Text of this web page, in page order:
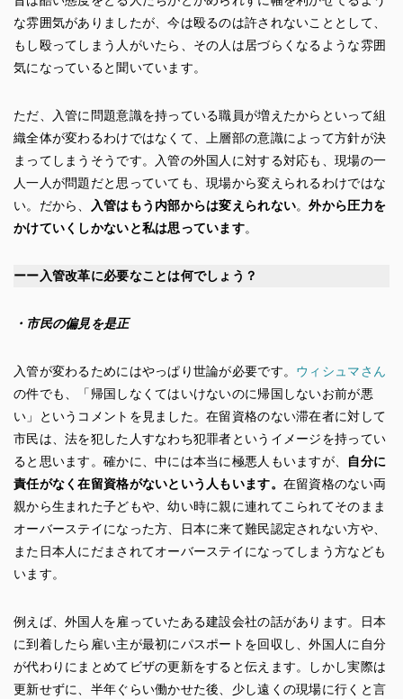
な雰囲気がありましたが、今は殴るのは許されないこととして、
もし殴ってしまう人がいたら、その人は居づらくなるような雰囲
気になっていると聞いています。
ただ、入管に問題意識を持っている職員が増えたからといって組
織全体が変わるわけではなくて、上層部の意識によって方針が決
まってしまうそうです。入管の外国人に対する対応も、現場の一
人一人が問題だと思っていても、現場から変えられるわけではな
い。だから、
入管はもう内部からは変えられない。外から圧力を
かけていくしかないと私は思っています。
ーー入管改革に必要なことは何でしょう？
・市民の偏見を是正
入管が変わるためにはやっぱり世論が必要です。 ウィシュマさん
の件でも、「帰国しなくてはいけないのに帰国しないお前が悪
い」というコメントを見ました。在留資格のない滞在者に対して
市民は、法を犯した人すなわち犯罪者というイメージを持ってい
ると思います。確かに、中には本当に極悪人もいますが、
自分に
責任がなく在留資格がないという人もいます。 在留資格のない両
親から生まれた子どもや、幼い時に親に連れてこられてそのまま
オーバーステイになった方、日本に来て難民認定されない方や、
また日本人にだまされてオーバーステイになってしまう方なども
います。
例えば、外国人を雇っていたある建設会社の話があります。日本
に到着したら雇い主が最初にパスポートを回収し、外国人に自分
が代わりにまとめてビザの更新をすると伝えます。しかし実際は
更新せずに、半年ぐらい働かせた後、少し遠くの現場に行くと言